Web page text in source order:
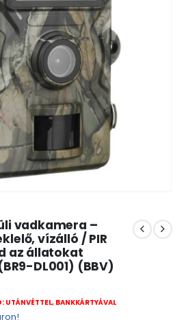
vadkamera –
vízálló / PIR
az állatokat
DL001) (BBV)
UTÁNVÉTTEL, BANKKÁRTYÁVAL